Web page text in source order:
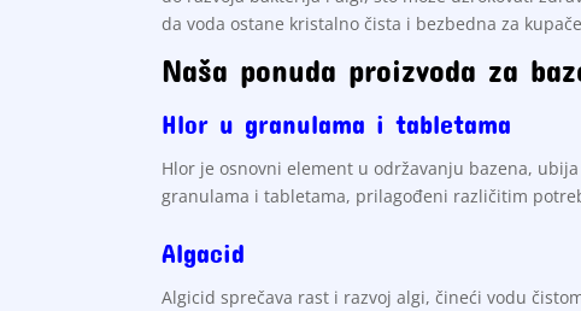
da voda ostane kristalno čista i bezbedna za
Naša ponuda proizvoda za
Hlor u granulama i tabletama
Hlor je osnovni element u održavanju bazena,
granulama i tabletama, prilagođeni različitim
Algacid
Algicid sprečava rast i razvoj algi, čineći vodu